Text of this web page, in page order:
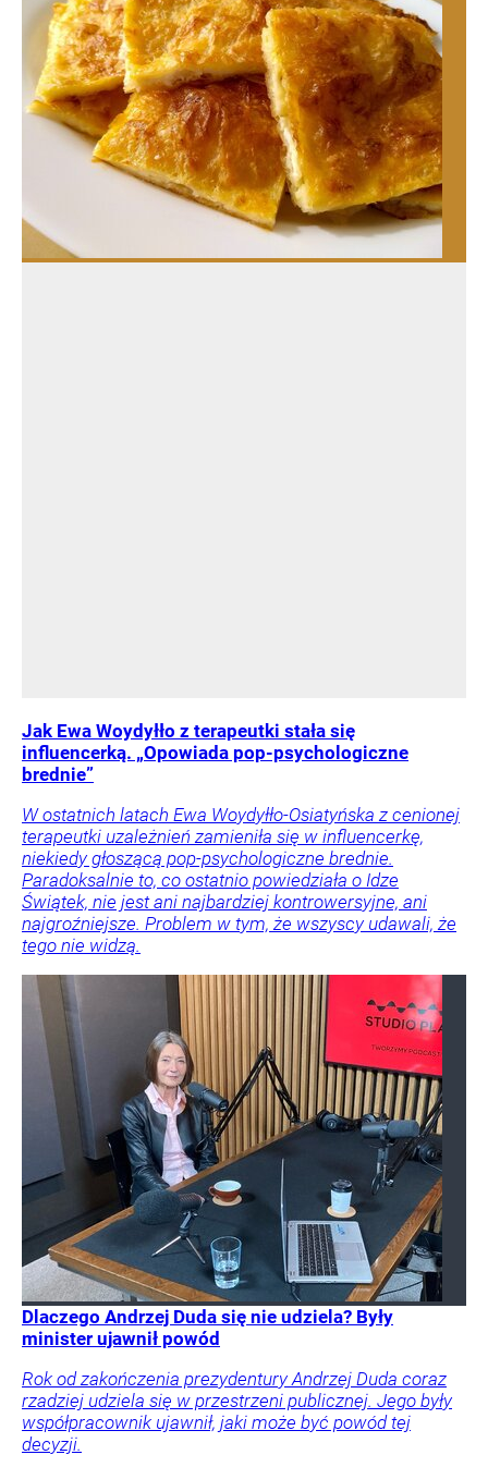
Jak Ewa Woydyłło z terapeutki stała się
influencerką. „Opowiada pop-psychologiczne
brednie”
W ostatnich latach Ewa Woydyłło-Osiatyńska z cenionej
terapeutki uzależnień zamieniła się w influencerkę,
niekiedy głoszącą pop-psychologiczne brednie.
Paradoksalnie to, co ostatnio powiedziała o Idze
Świątek, nie jest ani najbardziej kontrowersyjne, ani
najgroźniejsze. Problem w tym, że wszyscy udawali, że
tego nie widzą.
Dlaczego Andrzej Duda się nie udziela? Były
minister ujawnił powód
Rok od zakończenia prezydentury Andrzej Duda coraz
rzadziej udziela się w przestrzeni publicznej. Jego były
współpracownik ujawnił, jaki może być powód tej
decyzji.